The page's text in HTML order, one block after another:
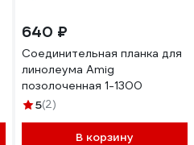
640 ₽
Соединительная планка для
линолеума Amig
позолоченная 1-1300
5(2)
В корзину